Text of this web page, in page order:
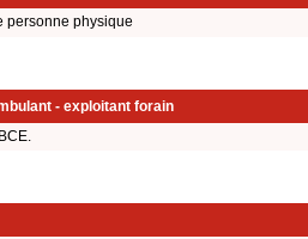
personne physique
- exploitant forain